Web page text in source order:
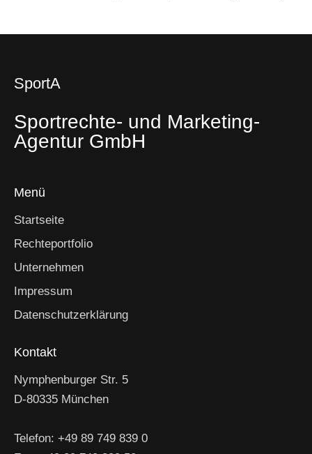
SportA
Sportrechte- und Marketing-
Agentur GmbH
Menü
Startseite
Rechteportfolio
Unternehmen
Impressum
Datenschutzerklärung
Kontakt
Nymphenburger Str. 5
D-80335 München
Telefon: +49 89 749 839 0